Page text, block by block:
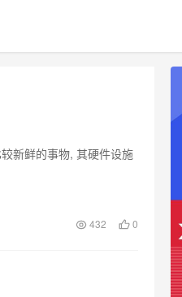
新鲜的事物, 其硬件设施
432 0